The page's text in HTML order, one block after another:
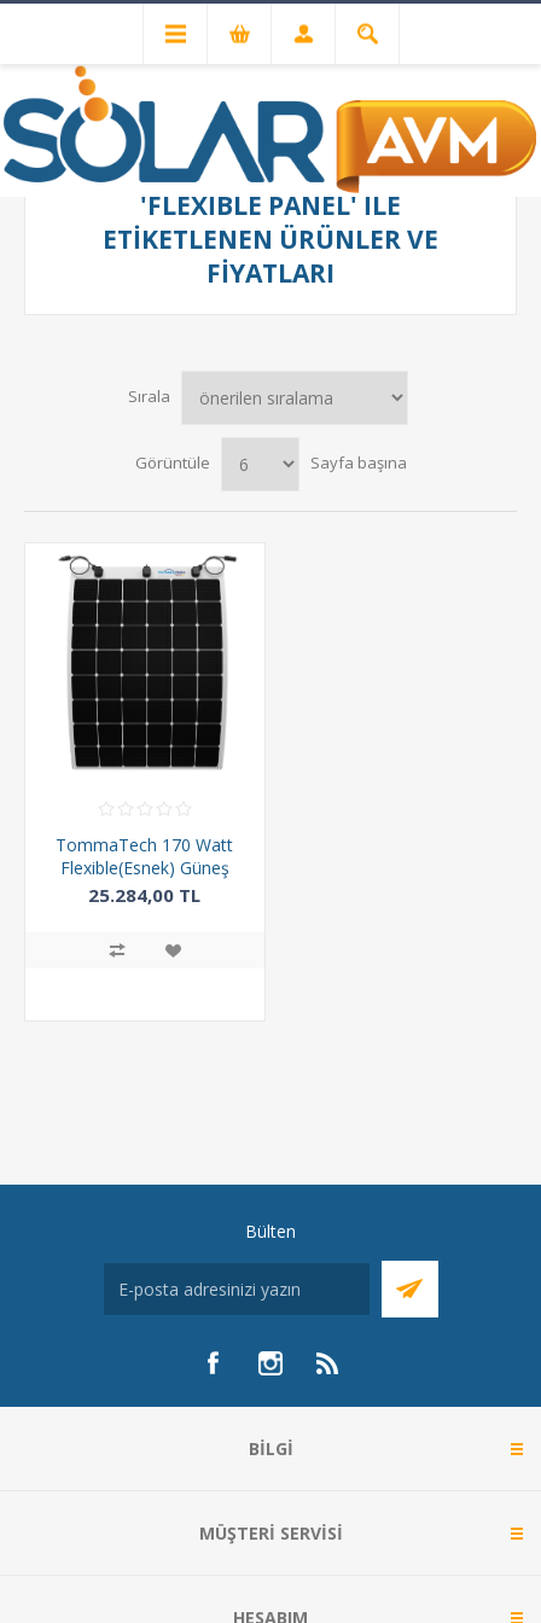
'FLEXIBLE PANEL' ILE
ETIKETLENEN ÜRÜNLER VE
FIYATLARI
Sırala
Görüntüle Sayfa başına
TommaTech 170 Watt
Flexible(Esnek) Güneş
Paneli
25.284,00 TL
Bülten
BILGI
MÜŞTERI SERVISI
HESABIM